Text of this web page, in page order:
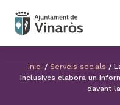
Inici / Serveis socials /
Inclusives elabora un
davant